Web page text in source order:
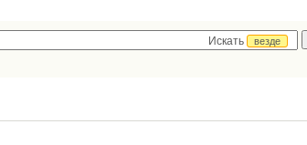
Искать
везде